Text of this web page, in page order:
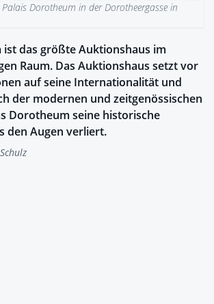
Palais Dorotheum in der Dorotheergasse in
ist das größte Auktionshaus im
Raum. Das Auktionshaus setzt vor
auf seine Internationalität und
der modernen und zeitgenössischen
Dorotheum seine historische
den Augen verliert.